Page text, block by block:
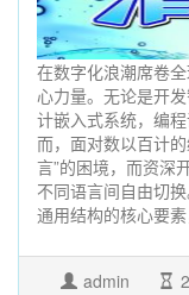
在数字化浪潮席卷
心力量。无论是开
计嵌入式系统，编
而，面对数以百计
言”的困境，而资深
不同语言间自由切
通用结构的核心要
admin